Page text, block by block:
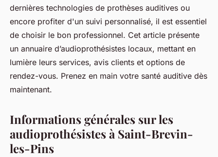
fabienne•22 avril 2025•7 min de lecture
dernières technologies de prothèses auditives ou
encore profiter d'un suivi personnalisé, il est essentiel
de choisir le bon professionnel. Cet article présente
un annuaire d’audioprothésistes locaux, mettant en
lumière leurs services, avis clients et options de
rendez-vous. Prenez en main votre santé auditive dès
maintenant.
Informations générales sur les
audioprothésistes à Saint-Brevin-
les-Pins